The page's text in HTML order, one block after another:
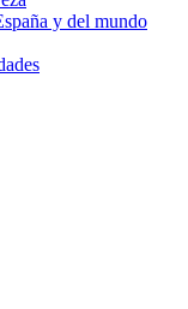
y del mundo